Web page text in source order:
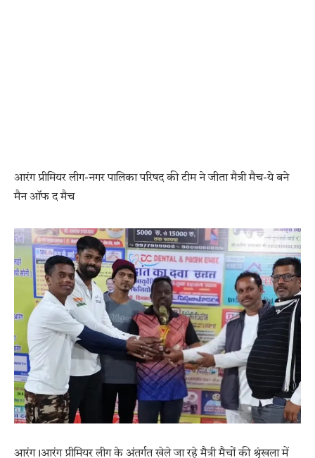
आरंग प्रीमियर लीग-नगर पालिका परिषद की टीम ने जीता मैत्री मैच-ये बने
मैन ऑफ द मैच
आरंग।आरंग प्रीमियर लीग के अंतर्गत खेले जा रहे मैत्री मैचों की श्रृंखला में